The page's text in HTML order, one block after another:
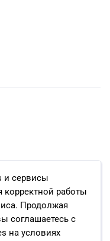
и сервисы
корректной работы
Продолжая
соглашаетесь с
на условиях